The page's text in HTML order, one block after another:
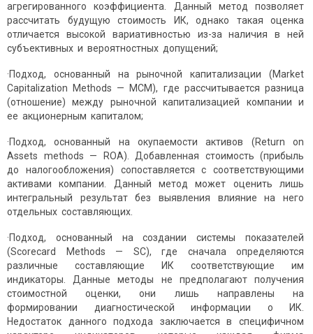
агрегированного коэффициента. Данный метод позволяет
рассчитать будущую стоимость ИК, однако такая оценка
отличается высокой вариативностью из-за наличия в ней
субъективных и вероятностных допущений;
·Подход, основанный на рыночной капитализации (Market
Capitalization Methods — MCM), где рассчитывается разница
(отношение) между рыночной капитализацией компании и
ее акционерным капиталом;
·Подход, основанный на окупаемости активов (Return on
Assets methods — ROA). Добавленная стоимость (прибыль
до налогообложения) сопоставляется с соответствующими
активами компании. Данный метод может оценить лишь
интегральный результат без выявления влияние на него
отдельных составляющих.
·Подход, основанный на создании системы показателей
(Scorecard Methods — SC), где сначала определяются
различные составляющие ИК соответствующие им
индикаторы. Данные методы не предполагают получения
стоимостной оценки, они лишь направлены на
формировании диагностической информации о ИК.
Недостаток данного подхода заключается в специфичном